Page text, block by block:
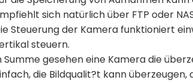
sich natürlich über FTP oder
Steuerung der Kamera funktioniert
steuern.
Summe gesehen eine Kamera die
die Bildqualit?t kann